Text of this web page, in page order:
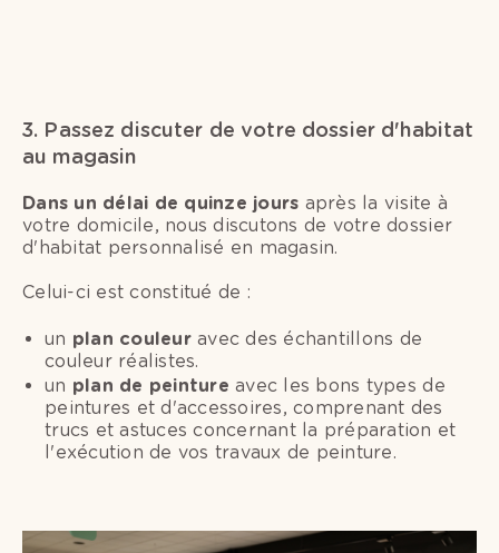
3. Passez discuter de votre dossier d'habitat
au magasin
Dans un délai de quinze jours après la visite à
votre domicile, nous discutons de votre dossier
d'habitat personnalisé en magasin.
Celui-ci est constitué de :
un plan couleuravec des échantillons de
couleur réalistes.
un plan de peinture avec les bons types de
peintures et d'accessoires, comprenant des
trucs et astuces concernant la préparation et
l'exécution de vos travaux de peinture.